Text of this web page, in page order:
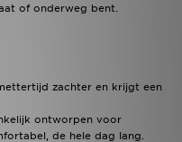
of onderweg bent.
zachter en krijgt een
ontworpen voor
de hele dag lang.